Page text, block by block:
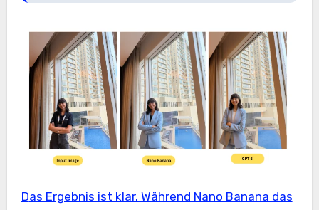
Das Ergebnis ist klar. Während Nano Banana das